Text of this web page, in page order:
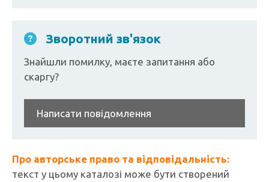
Зворотний зв'язок
Знайшли помилку, маєте запитання або
скаргу?
Написати повідомлення
Про авторське право та відповідальність:
текст у цьому каталозі може бути створений